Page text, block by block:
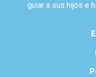
guiar a sus hijos e